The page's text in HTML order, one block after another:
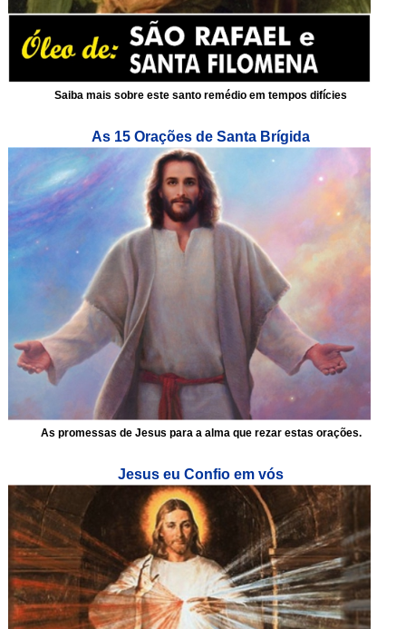
Saiba mais sobre este santo remédio em tempos difícies
As 15 Orações de Santa Brígida
As promessas de Jesus para a alma que rezar estas orações.
Jesus eu Confio em vós